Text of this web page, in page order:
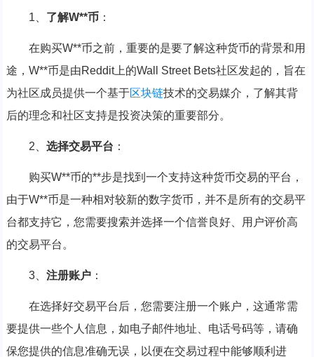
1、 了解W**币 ：
在购买W**币之前，重要的是要了解这种货币的背景和用
途，W**币是由Reddit上的Wall Street Bets社区发起的，旨在
为社区成员提供一个基于区块链技术的交易媒介，了解其背
后的理念和社区支持是投资决策的重要部分。
2、 选择交易平台 ：
购买W**币的**步是找到一个支持这种货币交易的平台，
由于W**币是一种相对较新的数字货币，并不是所有的交易平
台都支持它，您需要搜索并选择一个信誉良好、用户评价高
的交易平台。
3、 注册账户：
在选择好交易平台后，您需要注册一个账户，这通常需
要提供一些个人信息，如电子邮件地址、电话号码等，请确
保您提供的信息准确无误，以便在交易过程中能够顺利进